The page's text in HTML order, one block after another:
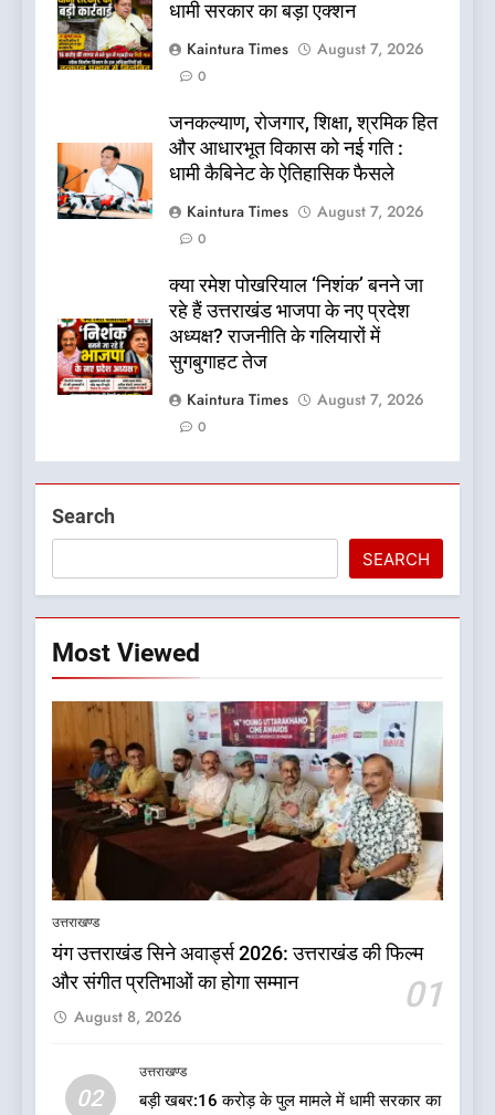
धामी सरकार का बड़ा एक्शन
Kaintura Times
August 7, 2026
0
जनकल्याण, रोजगार, शिक्षा, श्रमिक हित
और आधारभूत विकास को नई गति :
धामी कैबिनेट के ऐतिहासिक फैसले
Kaintura Times
August 7, 2026
0
क्या रमेश पोखरियाल ‘निशंक’ बनने जा
रहे हैं उत्तराखंड भाजपा के नए प्रदेश
अध्यक्ष? राजनीति के गलियारों में
सुगबुगाहट तेज
Kaintura Times
August 7, 2026
0
Search
SEARCH
Most Viewed
उत्तराखण्ड
यंग उत्तराखंड सिने अवार्ड्स 2026: उत्तराखंड की फिल्म
और संगीत प्रतिभाओं का होगा सम्मान
01
August 8, 2026
02
उत्तराखण्ड
बड़ी खबर:16 करोड़ के पुल मामले में धामी सरकार का
दुखद खबर:उत्तराखंड में मौत की खाई
में समाया पूरा परिवार, पांच की दर्दनाक
6